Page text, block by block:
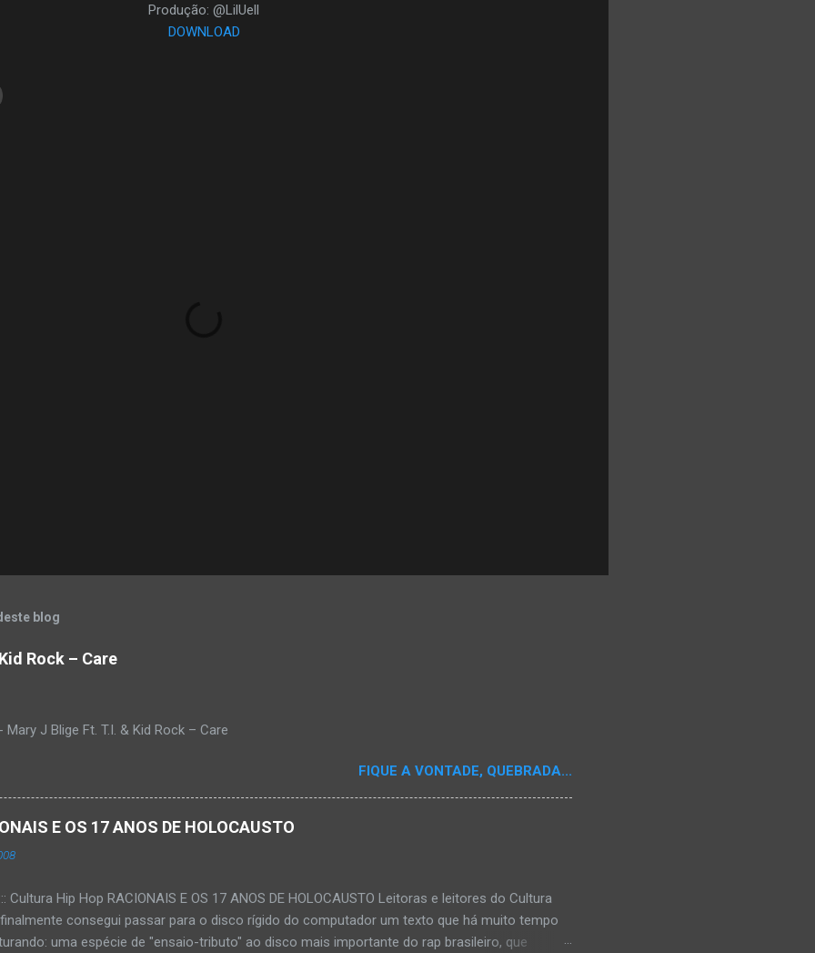
Produção: @LilUell
DOWNLOAD
blog
Rock – Care
Mary J Blige Ft. T.I. & Kid Rock – Care
FIQUE A VONTADE, QUEBRADA...
E OS 17 ANOS DE HOLOCAUSTO
Cultura Hip Hop RACIONAIS E OS 17 ANOS DE HOLOCAUSTO Leitoras e leitores do Cultura
consegui passar para o disco rígido do computador um texto que há muito tempo
uma espécie de "ensaio-tributo" ao disco mais importante do rap brasileiro, que